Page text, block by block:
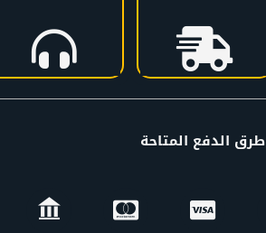
طرق الدفع المتاحة